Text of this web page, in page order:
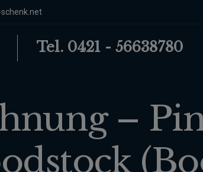
Tel. 0421 - 56638780
–